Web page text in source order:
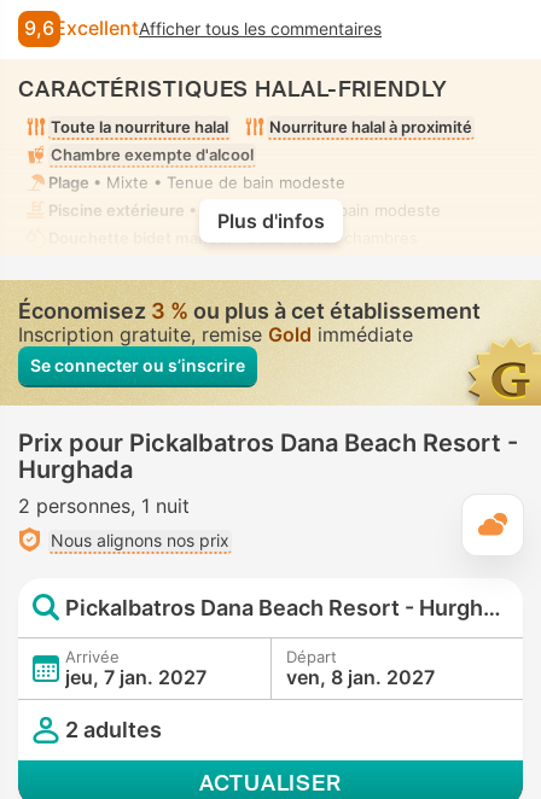
9,6 ExcellentAfficher tous les commentaires
CARACTÉRISTIQUES HALAL-FRIENDLY
Toute la nourriture halal
Nourriture halal à proximité
Chambre exempte d'alcool
Plage • Mixte • Tenue de bain modeste
Piscine extérieure • Mixte • Tenue de bain modeste
Douchette bidet manuel
• Dans toutes chambres
Plus d'infos
Économisez3 %ou plus à cet établissement
Inscription gratuite, remise Gold immédiate
Se connecter ou s’inscrire
Prix pour Pickalbatros Dana Beach Resort -
Hurghada
2 personnes 1 nuit
Nous alignons nos prix
Pickalbatros Dana Beach Resort - Hurghada
Arrivée
jeu, 7 jan. 2027
Départ
ven, 8 jan. 2027
2 adultes
ACTUALISER